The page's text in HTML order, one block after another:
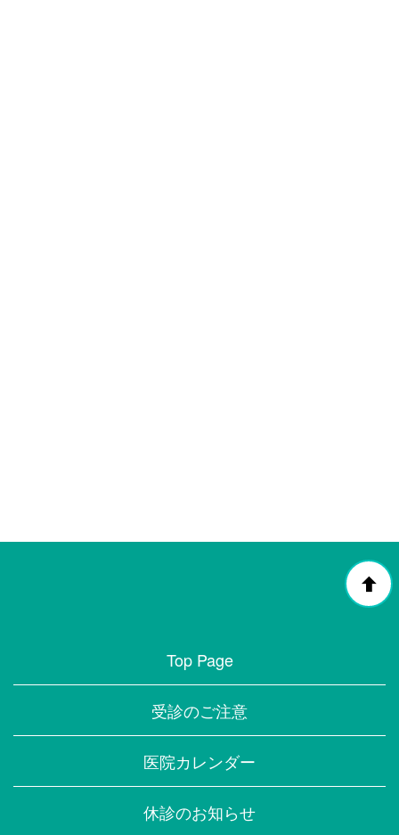
Top Page
受診のご注意
医院カレンダー
休診のお知らせ